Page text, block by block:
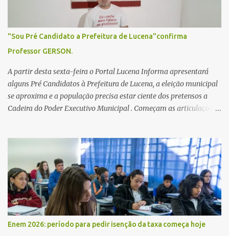
"Sou Pré Candidato a Prefeitura de Lucena"confirma
Professor GERSON.
A partir desta sexta-feira o Portal Lucena Informa apresentará
alguns Pré Candidatos à Prefeitura de Lucena, a eleição municipal
se aproxima e a população precisa estar ciente dos pretensos a
Cadeira do Poder Executivo Municipal . Começam as articulações e
Bandeira Valcinete Araújo e Professor Gerson Andrade há
possibilidade de mais nomes aparecer , ficaremos no aguardo para
trazer mais informações. A primeira entrevista foi com o
inimaginável Gerson Andrade ,Professor da Rede Municipal
(efetivo), supervisor, Formado em Pedagogia e Biomedicina pela
UFPB. Leciona no Otto Illi, Gilberto Inácio, Ellinora Dornellas
,Escola Américo Falcão. Gerson nos contou que a idéia de disputar
a prefeitura veio de um sonho há 5 anos atrás, e também por
Enem 2026: período para pedir isenção da taxa começa hoje